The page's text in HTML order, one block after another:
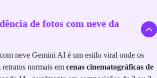
de fotos com neve da
neve Gemini AI é um estilo viral onde os
normais em cenas cinematográficas de